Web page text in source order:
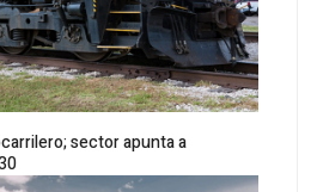
sector apunta a